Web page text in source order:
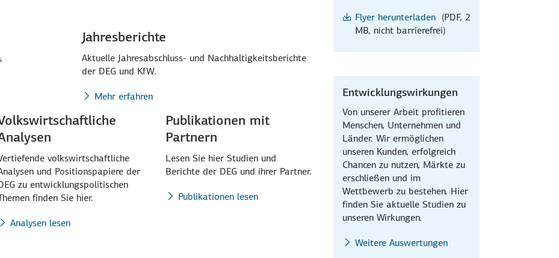
Jahresberichte
Aktuelle Jahresabschluss- und Nachhaltigkeitsberichte
der DEG und KfW.
Mehr erfahren
volkswirtschaftliche
und Positionspapiere der
zu entwicklungspolitischen
finden Sie hier.
Analysen lesen
Publikationen mit
Partnern
Lesen Sie hier Studien und
Berichte der DEG und ihrer Partner.
Publikationen lesen
Flyer herunterladen (PDF, 2
MB, nicht barrierefrei)
Entwicklungswirkungen
Von unserer Arbeit profitieren
Menschen, Unternehmen und
Länder. Wir ermöglichen
unseren Kunden, erfolgreich
Chancen zu nutzen, Märkte zu
erschließen und im
Wettbewerb zu bestehen. Hier
finden Sie aktuelle Studien zu
unseren Wirkungen.
Weitere Auswertungen